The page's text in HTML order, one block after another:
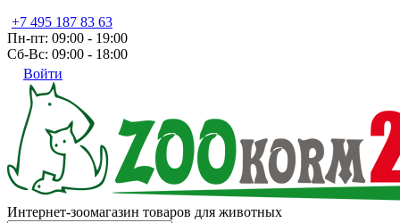
+7 495 187 83 63
Пн-пт: 09:00 - 19:00
Сб-Вс: 09:00 - 18:00
Войти
Интернет-зоомагазин товаров для животных